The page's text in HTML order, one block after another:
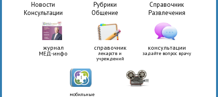
Новости Рубрики
Справочник
Консультации
Общение Развлечения
журнал
МЕД-инфо
справочник
лекарств и
учреждений
консультации
задайте вопрос врачу
мобильные